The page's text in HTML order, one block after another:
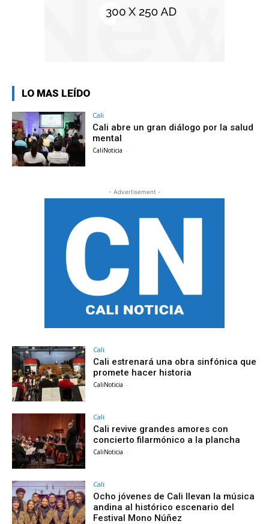
LO MAS LEÍDO
Cali
Cali abre un gran diálogo por la salud
mental
CaliNoticia -
- Advertisement -
Cali
Cali estrenará una obra sinfónica que
promete hacer historia
CaliNoticia -
Cali
Cali revive grandes amores con
concierto filarmónico a la plancha
CaliNoticia -
Cali
Ocho jóvenes de Cali llevan la música
andina al histórico escenario del
Festival Mono Núñez